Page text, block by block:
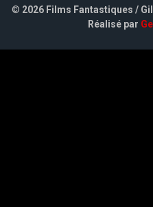
© 2026 Films Fantastiques /
Réalisé par